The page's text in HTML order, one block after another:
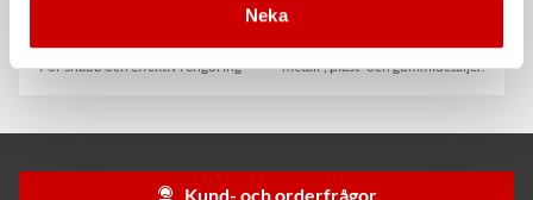
Neka
För snabb och effektiv rengöring
Cyanoakrylatlim för limning av
metall-, plast- och gummidetaljer.
Kund- och orderfrågor